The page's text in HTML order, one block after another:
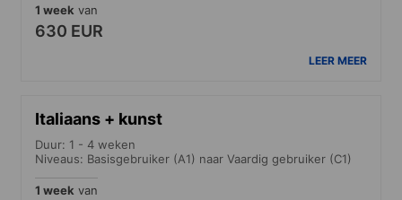
1 week van
630 EUR
LEER MEER
Italiaans + kunst
Duur: 1 - 4 weken
Niveaus: Basisgebruiker (A1) naar Vaardig gebruiker (C1)
1 week van